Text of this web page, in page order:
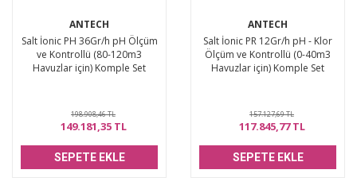
ANTECH
Salt İonic PH 36Gr/h pH Ölçüm
ve Kontrollü (80-120m3
Havuzlar için) Komple Set
198.908,46 TL
149.181,35 TL
SEPETE EKLE
ANTECH
Salt İonic PR 12Gr/h pH - Klor
Ölçüm ve Kontrollü (0-40m3
Havuzlar için) Komple Set
157.127,69 TL
117.845,77 TL
SEPETE EKLE